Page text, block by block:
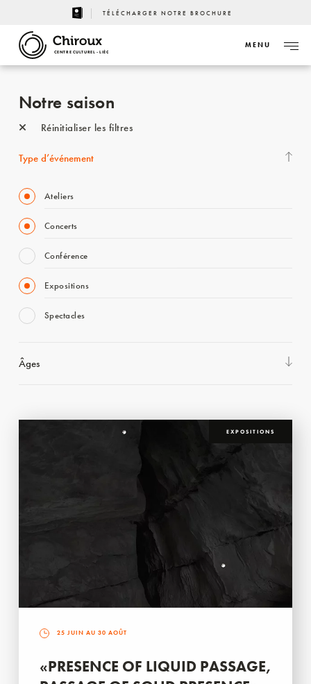
TÉLÉCHARGER NOTRE BROCHURE
CENTRE CULTUREL - LIÈGE
MENU
Notre saison
Réinitialiser les filtres
Type d’événement
Ateliers
Concerts
Conférence
Expositions
Spectacles
Âges
EXPOSITIONS
25 JUIN AU 30 AOÛT
«PRESENCE OF LIQUID PASSAGE,